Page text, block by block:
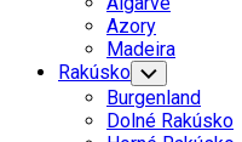
Menu
Azory
Madeira
Rakúsko Toggle
Child
Menu
Burgenland
Dolné Rakúsko